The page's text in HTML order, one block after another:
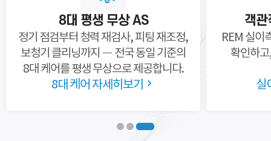
8대 평생 무상 AS
정기 점검부터 청력 재검사, 피팅 재조정,
보청기 클리닝까지 — 전국 동일 기준의
8대 케어를평생 무상으로 제공합니다.
8대 케어 자세히보기
객관
REM 실이
확인하
실
[자세히보기]